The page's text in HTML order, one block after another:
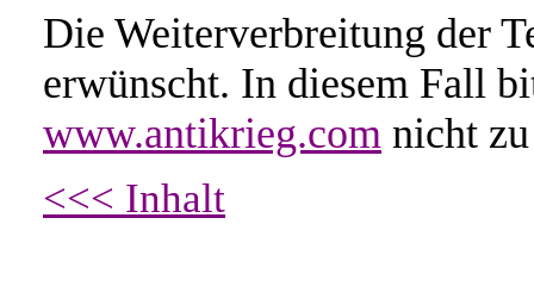
Die Weiterverbreitung der
erwünscht. In diesem Fall
www.antikrieg.com nicht
<<< Inhalt